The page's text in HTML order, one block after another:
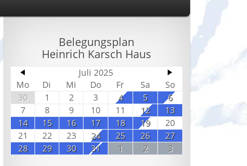
Belegungsplan
Heinrich Karsch Haus
Juli 2025
Mo
Di Mi Do Fr Sa
So
30
1 2 3 4 5
6
7
8 9 10 11 12
13
14
15 16 17 18 19
20
21
22 23 24 25 26
27
28
29 30 31 1 2 3